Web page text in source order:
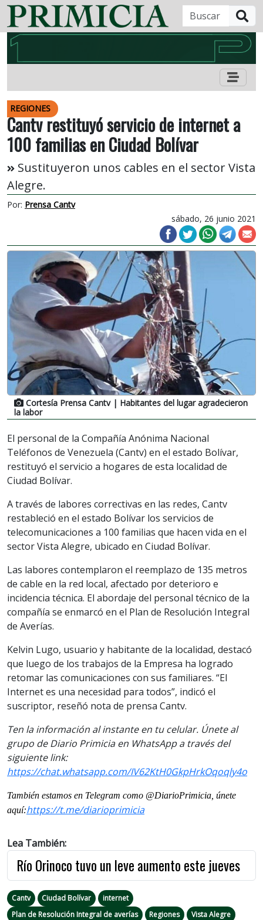
REGIONES
Cantv restituyó servicio de internet a
100 familias en Ciudad Bolívar
Sustituyeron unos cables en el sector Vista
Alegre.
Por: Prensa Cantv
sábado, 26 junio 2021
Cortesía Prensa Cantv| Habitantes del lugar agradecieron
la labor
El personal de la Compañía Anónima Nacional
Teléfonos de Venezuela (Cantv) en el estado Bolívar,
restituyó el servicio a hogares de esta localidad de
Ciudad Bolívar.
A través de labores correctivas en las redes, Cantv
restableció en el estado Bolívar los servicios de
telecomunicaciones a 100 familias que hacen vida en el
sector Vista Alegre, ubicado en Ciudad Bolívar.
Las labores contemplaron el reemplazo de 135 metros
de cable en la red local, afectado por deterioro e
incidencia técnica. El abordaje del personal técnico de la
compañía se enmarcó en el Plan de Resolución Integral
de Averías.
Kelvin Lugo, usuario y habitante de la localidad, destacó
que luego de los trabajos de la Empresa ha logrado
retomar las comunicaciones con sus familiares. “El
Internet es una necesidad para todos”, indicó el
suscriptor, reseñó nota de prensa Cantv.
Ten la información al instante en tu celular. Únete al
grupo de Diario Primicia en WhatsApp a través del
siguiente link:
https://chat.whatsapp.com/IV62KtH0GkpHrkOqoqly4o
También estamos en Telegram como @DiarioPrimicia, únete
aquí:https://t.me/diarioprimicia
Lea También:
Río Orinoco tuvo un leve aumento este jueves
Cantv Ciudad Bolívar
internet
Plan de Resolución Integral de averías
Regiones Vista Alegre